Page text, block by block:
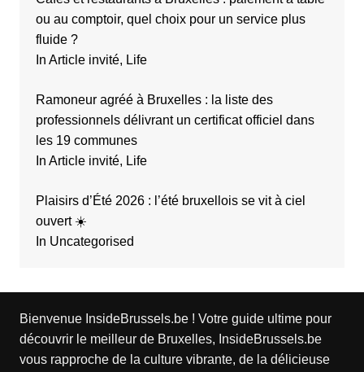
ou au comptoir, quel choix pour un service plus
fluide ?
In Article invité, Life
Ramoneur agréé à Bruxelles : la liste des
professionnels délivrant un certificat officiel dans
les 19 communes
In Article invité, Life
Plaisirs d’Été 2026 : l’été bruxellois se vit à ciel
ouvert ☀️
In Uncategorised
Bienvenue InsideBrussels.be ! Votre guide ultime pour
découvrir le meilleur de Bruxelles, InsideBrussels.be
vous rapproche de la culture vibrante, de la délicieuse